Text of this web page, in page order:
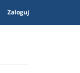
Zaloguj